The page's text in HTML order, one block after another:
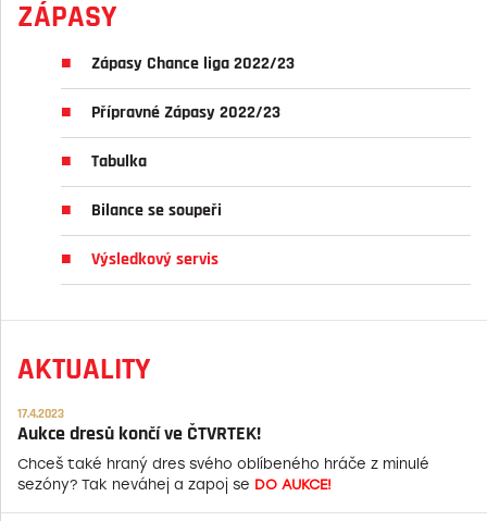
ZÁPASY
Zápasy Chance liga 2022/23
Přípravné Zápasy 2022/23
Tabulka
Bilance se soupeři
Výsledkový servis
AKTUALITY
17.4.2023
Aukce dresů končí ve ČTVRTEK!
Chceš také hraný dres svého oblíbeného hráče z minulé
sezóny? Tak neváhej a zapoj se DO AUKCE!